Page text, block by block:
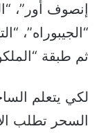
إنصوف أور”،
“الجيبوراه”،
ثم طبقة
لكي يتعلم
السحر تطلب